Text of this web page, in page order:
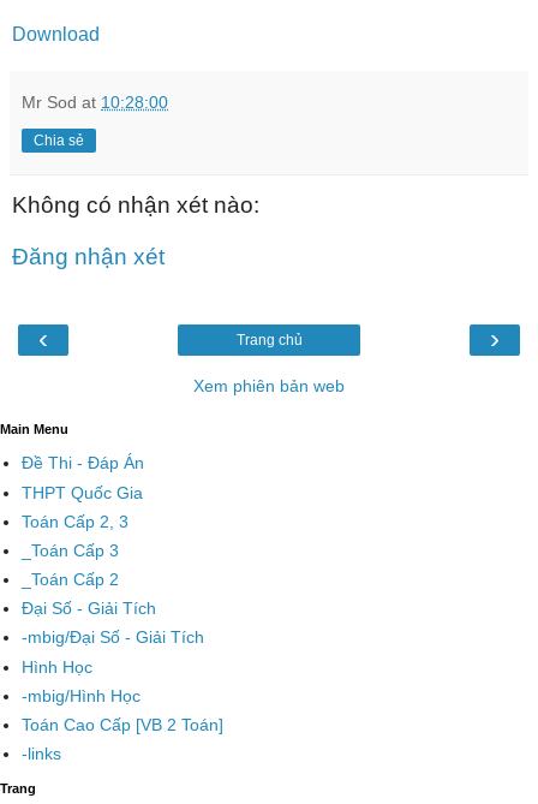
Download
Mr Sod at 10:28:00
Chia sẻ
Không có nhận xét nào:
Đăng nhận xét
‹ ›
Trang chủ
Xem phiên bản web
Main Menu
Đề Thi - Đáp Án
THPT Quốc Gia
Toán Cấp 2, 3
_Toán Cấp 3
_Toán Cấp 2
Đại Số - Giải Tích
-mbig/Đại Số - Giải Tích
Hình Học
-mbig/Hình Học
Toán Cao Cấp [VB 2 Toán]
-links
Trang